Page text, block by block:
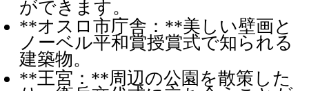
ができます。
**オスロ市庁舎：**美しい壁画と
ノーベル平和賞授賞式で知られる
建築物。
**王宮：**周辺の公園を散策した